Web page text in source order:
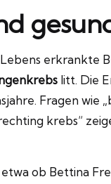
erkrankte
litt. Die
Fragen wie
krebs“
ob Bettina